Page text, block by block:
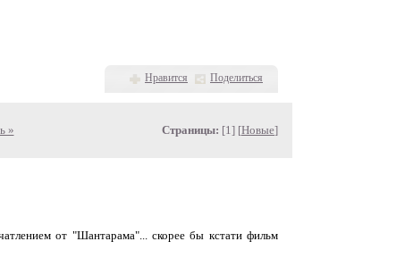
Нравится Поделиться
» Страницы: [1] [Новые]
от "Шантарама"... скорее бы кстати фильм